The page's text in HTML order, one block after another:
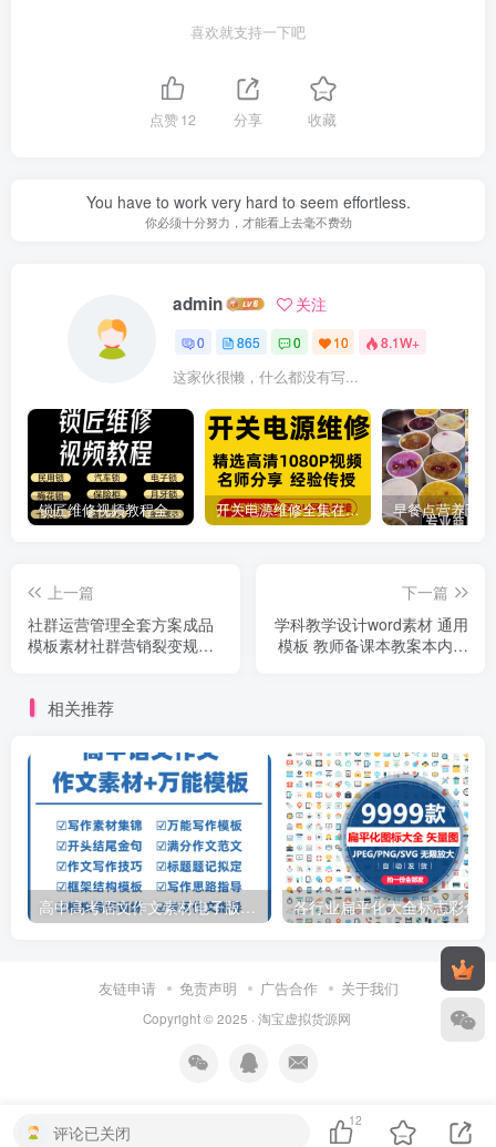
喜欢就支持一下吧
点赞12 分享 收藏
You have to work very hard to seem effortless.
你必须十分努力，才能看上去毫不费劲
admin 关注
0 865 0 10 8.1W+
这家伙很懒，什么都没有写...
锁匠维修视频教程全套从入门到精通技巧培训学习在线自学课程 开关电源维修全集在线视频教程新手零基础课程教程从入门到精通
上一篇
社群运营管理全套方案成品
模板素材社群营销裂变规划
下一篇
学科教学设计word素材 通用
模板 教师备课本教案本内页
相关推荐
高中高考语文作文素材电子版满分作文写作通用模板及范文句子
友链申请 免责声明 广告合作 关于我们
Copyright © 2025 · 淘宝虚拟货源网
评论已关闭
12